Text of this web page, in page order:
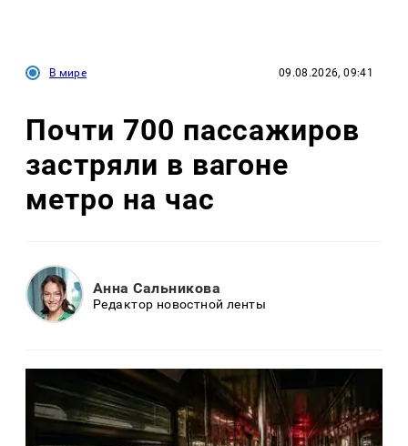
В мире 09.08.2026, 09:41
Почти 700 пассажиров
застряли в вагоне
метро на час
Анна Сальникова
Редактор новостной ленты